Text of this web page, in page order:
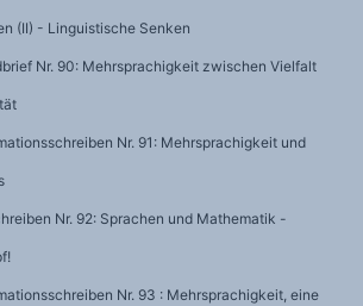
(II) - Linguistische Senken
Nr. 90: Mehrsprachigkeit zwischen Vielfalt
Nr. 91: Mehrsprachigkeit und
Nr. 92: Sprachen und Mathematik -
Nr. 93 : Mehrsprachigkeit, eine